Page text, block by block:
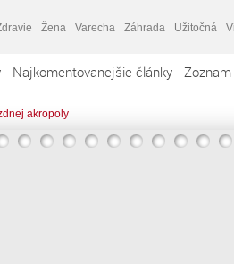
Žena Varecha Záhrada Užitočná
Najkomentovanejšie články
akropoly